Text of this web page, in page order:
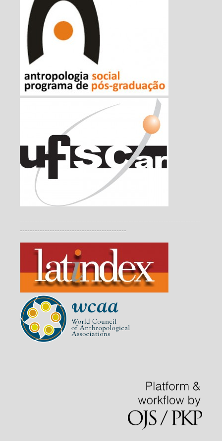
-------------------------------------------------------------------------
-------------------------------------------